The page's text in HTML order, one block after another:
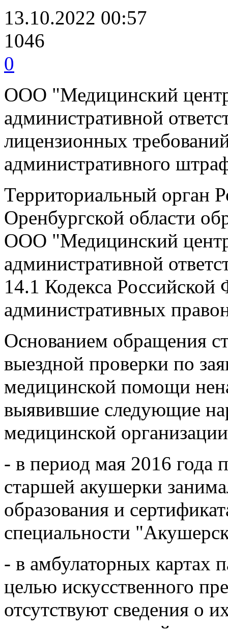
13.10.2022 00:57
1046
0
ООО "Медицинский
административной
лицензионных
административного
Территориальный орган
Оренбургской области
ООО "Медицинский
административной
14.1 Кодекса Российской
административных
Основанием обращения
выездной проверки по
медицинской помощи
выявившие следующие
медицинской
- в период мая 2016 года
старшей акушерки
образования и
специальности
- в амбулаторных картах
целью искусственного
отсутствуют сведения о